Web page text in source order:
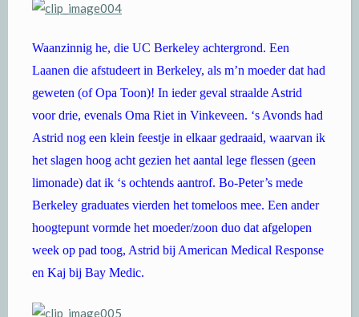
Waanzinnig he, die UC Berkeley achtergrond. Een
Laanen die afstudeert in Berkeley, als m’n moeder dat had
geweten (of Opa Toon)! In ieder geval straalde Astrid
voor drie, evenals Oma Riet in Vinkeveen. ‘s Avonds had
Astrid nog een klein feestje in elkaar gedraaid, waarvan ik
het slagen hoog acht gezien het aantal lege flessen (geen
limonade) dat ik ‘s ochtends aantrof. Bo-Peter’s mede
Berkeley graduates vierden het tomeloos mee. Een ander
hoogtepunt vormde het moeder/zoon duo dat afgelopen
week op pad toog, Astrid bij American Medical Response
en Kaj bij Bay Medic.